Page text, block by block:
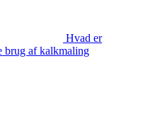
Hvad er
brug af kalkmaling